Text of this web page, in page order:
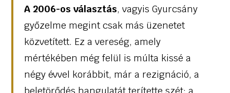
A 2006-os választás, vagyis Gyurcsány
győzelme megint csak más üzenetet
közvetített. Ez a vereség, amely
mértékében még felül is múlta kissé a
négy évvel korábbit, már a rezignáció, a
beletörődés hangulatát terítette szét: a